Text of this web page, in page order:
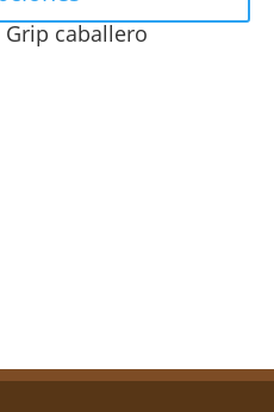
Grip caballero